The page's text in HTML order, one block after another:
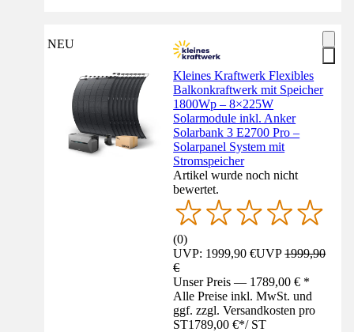
NEU
Kleines Kraftwerk Flexibles
Balkonkraftwerk mit Speicher
1800Wp – 8×225W
Solarmodule inkl. Anker
Solarbank 3 E2700 Pro –
Solarpanel System mit
Stromspeicher
Artikel wurde noch nicht
bewertet.
(0)
UVP: 1999,90 €UVP1999,90
€
Unser Preis — 1789,00 € *
Alle Preise inkl. MwSt. und
ggf. zzgl. Versandkosten pro
ST1789,00 €*/ ST